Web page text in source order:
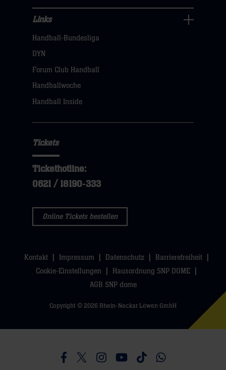
Navigation
öffnen,
dann
klicken
Links
Handball-Bundesliga
DYN
Forum Club Handball
Handballwoche
Handball Inside
Tickets
Tickethotline:
0621 / 18190-333
Online Tickets bestellen
Kontakt Impressum Datenschutz
Barrierefreiheit
Cookie-Einstellungen
Hausordnung SNP DOME
AGB SNP dome
Copyright © 2026 Rhein-Neckar Löwen GmbH
Besucht uns auf Facebook
Besucht uns auf Twitter
Besucht uns auf Instagram
Besucht uns auf Youtube
Besucht uns auf
Besucht uns auf